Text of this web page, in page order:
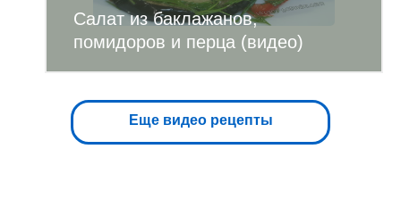
Салат из баклажанов,
помидоров и перца (видео)
Еще видео рецепты